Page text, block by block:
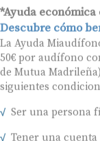
*Ayuda
Descubre cómo
La Ayuda
50€ por audífono
de Mutua
siguientes
Ser una persona
Tener una